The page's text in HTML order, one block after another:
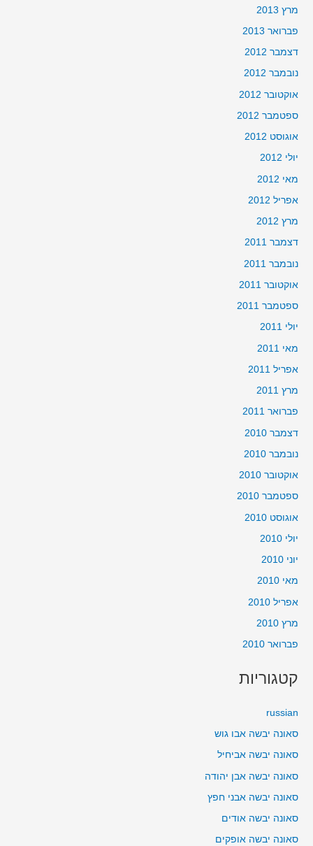
מרץ 2013
פברואר 2013
דצמבר 2012
נובמבר 2012
אוקטובר 2012
ספטמבר 2012
אוגוסט 2012
יולי 2012
מאי 2012
אפריל 2012
מרץ 2012
דצמבר 2011
נובמבר 2011
אוקטובר 2011
ספטמבר 2011
יולי 2011
מאי 2011
אפריל 2011
מרץ 2011
פברואר 2011
דצמבר 2010
נובמבר 2010
אוקטובר 2010
ספטמבר 2010
אוגוסט 2010
יולי 2010
יוני 2010
מאי 2010
אפריל 2010
מרץ 2010
פברואר 2010
קטגוריות
russian
סאונה יבשה אבו גוש
סאונה יבשה אביחיל
סאונה יבשה אבן יהודה
סאונה יבשה אבני חפץ
סאונה יבשה אודים
סאונה יבשה אופקים